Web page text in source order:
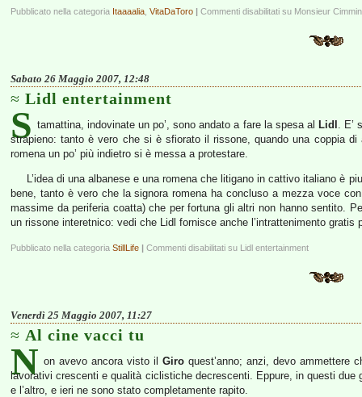
Pubblicato nella categoria Itaaaalia VitaDaToro | Commenti disabilitati su Monsieur
Sabato 26 Maggio 2007, 12:48
Lidl entertainment
S tamattina, indovinate un po’, sono andato a fare la spesa al Lidl . E’
strapieno: tanto è vero che si è sfiorato il rissone, quando una coppia
romena un po’ più indietro si è messa a protestare.
L’idea di una albanese e una romena che litigano in cattivo italiano è
bene, tanto è vero che la signora romena ha concluso a mezza voce
massime da periferia coatta) che per fortuna gli altri non hanno sentito.
un rissone interetnico: vedi che Lidl fornisce anche l’intrattenimento gratis
Pubblicato nella categoria StillLife | Commenti disabilitati su Lidl entertainment
Venerdì 25 Maggio 2007, 11:27
Al cine vacci tu
N on avevo ancora visto il Giro quest’anno; anzi, devo ammettere
lavorativi crescenti e qualità ciclistiche decrescenti. Eppure, in questi
e l’altro, e ieri ne sono stato completamente rapito.